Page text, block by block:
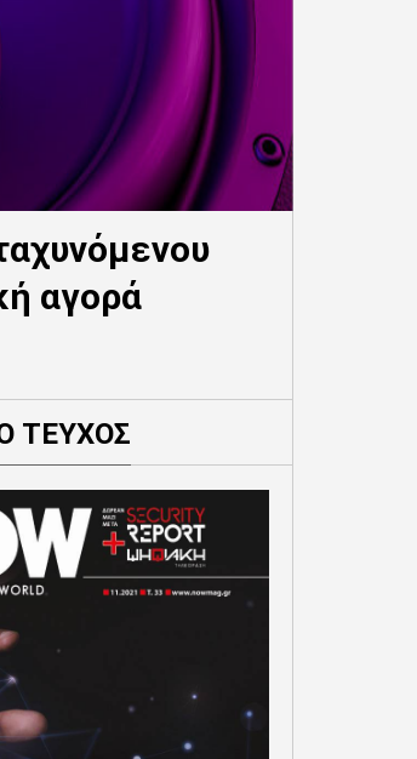
αγορά
ΤΕΥΧΟΣ